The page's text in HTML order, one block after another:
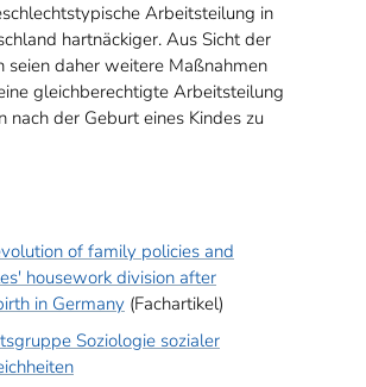
Arbeitsteilung in
hartnäckiger. Aus Sicht der
seien daher weitere Maßnahmen
gleichberechtigte Arbeitsteilung
nach der Geburt eines Kindes zu
of family policies and
housework division after
in Germany (Fachartikel)
Soziologie sozialer